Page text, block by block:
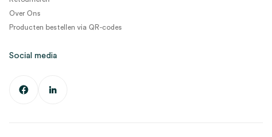
Over Ons
Producten bestellen via QR-codes
Social media